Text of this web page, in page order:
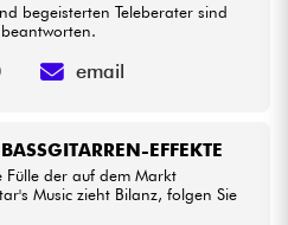
EFFEKTE
der auf dem Markt
Music zieht Bilanz, folgen Sie
begeisterten Teleberater sind
email